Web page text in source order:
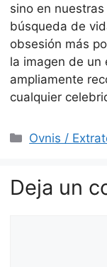
sino en
búsqueda de
obsesión más
la imagen de un
ampliamente
cualquier
Categorías
Ovnis /
Deja un